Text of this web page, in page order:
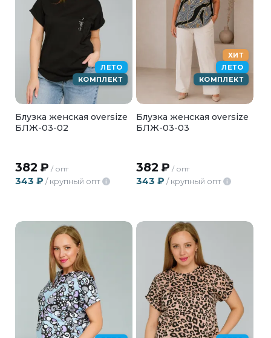
ЛЕТО
КОМПЛЕКТ
Блузка женская oversize
БЛЖ-03-02
382 ₽ / опт
343 ₽ / крупный опт i
ХИТ
ЛЕТО
КОМПЛЕКТ
Блузка женская oversize
БЛЖ-03-03
382 ₽ / опт
343 ₽ / крупный опт i